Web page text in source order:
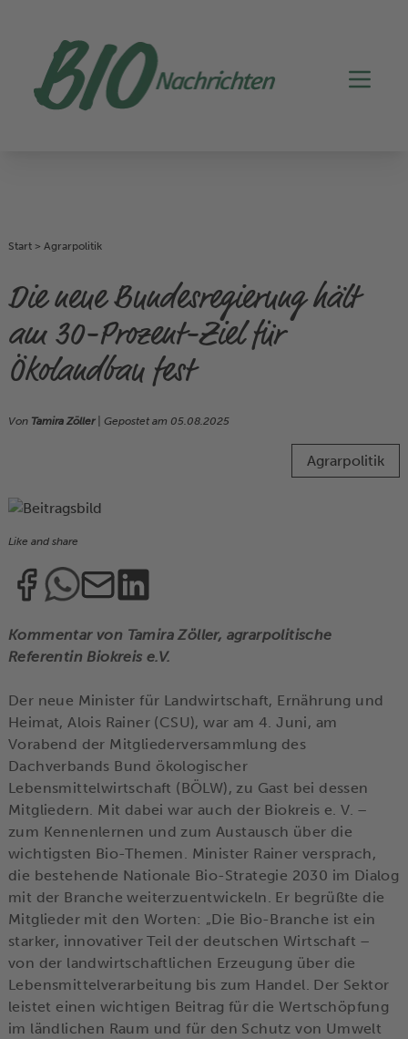
Start > Agrarpolitik
Die neue Bundesregierung hält
am 30-Prozent-Ziel für
Ökolandbau fest
Von Tamira Zöller| Gepostet am 05.08.2025
Agrarpolitik
Like and share
Kommentar von Tamira Zöller, agrarpolitische
Referentin Biokreis e.V.
Der neue Minister für Landwirtschaft, Ernährung und
Heimat, Alois Rainer (CSU), war am 4. Juni, am
Vorabend der Mitgliederversammlung des
Dachverbands Bund ökologischer
Lebensmittelwirtschaft (BÖLW), zu Gast bei dessen
Mitgliedern. Mit dabei war auch der Biokreis e. V. –
zum Kennenlernen und zum Austausch über die
wichtigsten Bio-Themen. Minister Rainer versprach,
die bestehende Nationale Bio-Strategie 2030 im Dialog
mit der Branche weiterzuentwickeln. Er begrüßte die
Mitglieder mit den Worten: „Die Bio-Branche ist ein
starker, innovativer Teil der deutschen Wirtschaft –
von der landwirtschaftlichen Erzeugung über die
Lebensmittelverarbeitung bis zum Handel. Der Sektor
leistet einen wichtigen Beitrag für die Wertschöpfung
im ländlichen Raum und für den Schutz von Umwelt